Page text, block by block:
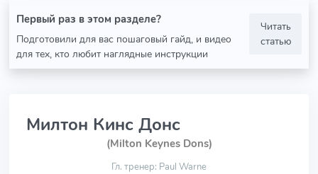
Первый раз в этом разделе?
Подготовили для вас пошаговый гайд, и видео
для тех, кто любит наглядные инструкции
Читать
статью
Милтон Кинс Донс
(Milton Keynes Dons)
Гл. тренер: Paul Warne